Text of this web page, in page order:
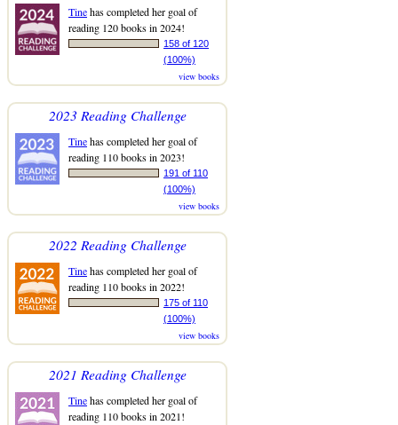
Tinehas completed her goal of
reading 120 books in 2024!
158 of 120
(100%)
view books
2023 Reading Challenge
Tinehas completed her goal of
reading 110 books in 2023!
191 of 110
(100%)
view books
2022 Reading Challenge
Tinehas completed her goal of
reading 110 books in 2022!
175 of 110
(100%)
view books
2021 Reading Challenge
Tinehas completed her goal of
reading 110 books in 2021!